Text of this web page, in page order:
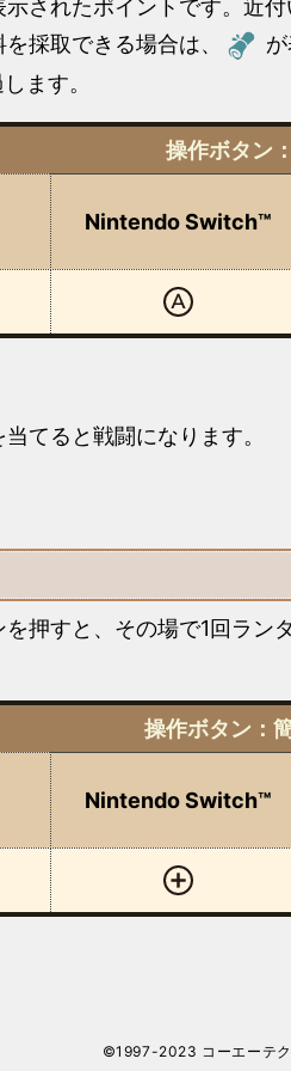
されたポイントです。近
採取できる場合は、
ます。
操作ボタン
Nintendo Switch™
てると戦闘になります。
押すと、その場で1回ラン
操作ボタン：
Nintendo Switch™
©1997-2023 コーエーテ